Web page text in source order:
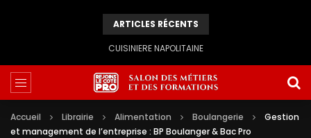
ARTICLES RÉCENTS
CUISINIERE NAPOLITAINE
Accueil Librairie Alimentation Boulangerie
Gestion
et management de l’entreprise : BP Boulanger & Bac Pro